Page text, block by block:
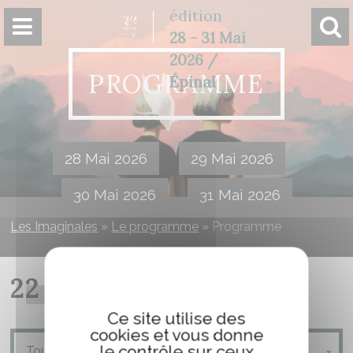
édition
28 - 31 Mai
2026 /
Épinal
PROGRAMME
28 Mai 2026 29 Mai 2026
30 Mai 2026 31 Mai 2026
Les Imaginales » Le programme » Programme
22 MAI 2025
Panneau de gestion des cookies
Ce site utilise des
cookies et vous donne